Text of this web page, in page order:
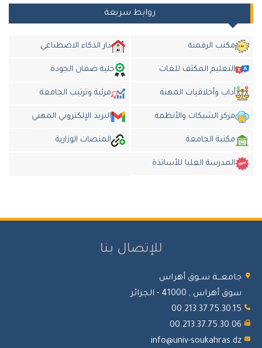
روابط سريعة
مكتب الرقمنة دار الذكاء الاضطناعي
التعليم المكثف للغات خلية ضمان الجودة
أداب وأخلاقيات المهنة مرئية وترتيب الجامعة
مركز الشبكات والأنظمة البريد الإلكتروني المهني
مكتبة الجامعة المنصات الوزارية
المدرسة العليا للأساتذة
للإتصال بنا
ســوق أهراس
أهراس , 41000 - الجزائر
info@univ-